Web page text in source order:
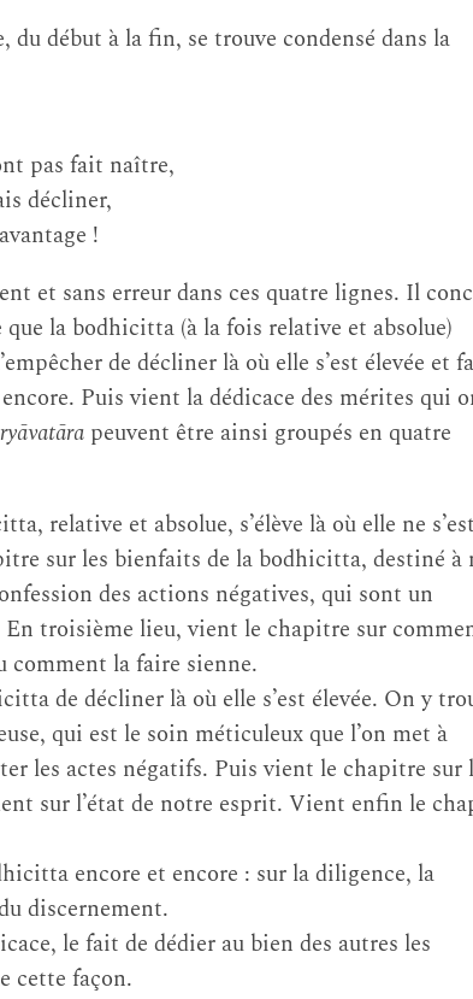
début à la fin, se trouve condensé dans la
pas fait naître,
décliner,
!
et sans erreur dans ces quatre lignes. Il
la bodhicitta (à la fois relative et absolue)
de décliner là où elle s’est élevée et
Puis vient la dédicace des mérites qui
peuvent être ainsi groupés en quatre
relative et absolue, s’élève là où elle ne
sur les bienfaits de la bodhicitta, destiné à
des actions négatives, qui sont un
En troisième lieu, vient le chapitre sur
comment la faire sienne.
de décliner là où elle s’est élevée. On y
qui est le soin méticuleux que l’on met à
les actes négatifs. Puis vient le chapitre sur
sur l’état de notre esprit. Vient enfin le
encore et encore : sur la diligence, la
discernement.
le fait de dédier au bien des autres les
cette façon.